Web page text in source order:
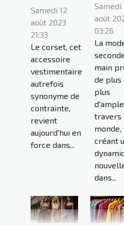
Samedi 12
août 2023
21:33
Le corset, cet
accessoire
vestimentaire
autrefois
synonyme de
contrainte,
revient
aujourd'hui en
force dans...
Samedi
août
03:26
La
main
de plus
plus
travers
monde,
créant
dans...